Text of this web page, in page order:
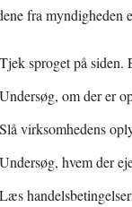
fra myndigheden
Tjek sproget på siden.
Undersøg, om der er
Slå virksomhedens
Undersøg, hvem der
Læs